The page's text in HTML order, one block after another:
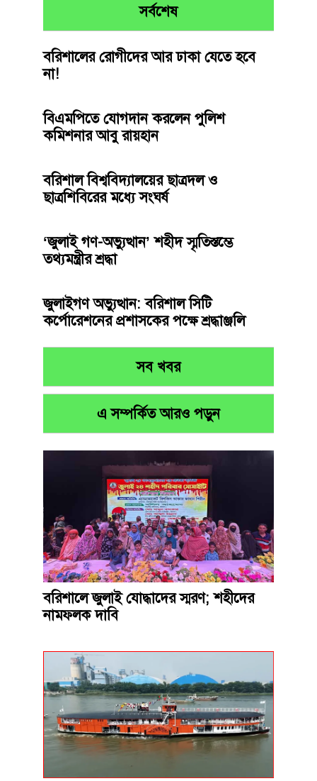
সর্বশেষ
বরিশালের রোগীদের আর ঢাকা যেতে হবে
না!
বিএমপিতে যোগদান করলেন পুলিশ
কমিশনার আবু রায়হান
বরিশাল বিশ্ববিদ্যালয়ের ছাত্রদল ও
ছাত্রশিবিরের মধ্যে সংঘর্ষ
‘জুলাই গণ-অভ্যুত্থান’ শহীদ স্মৃতিস্তম্ভে
তথ্যমন্ত্রীর শ্রদ্ধা
জুলাইগণ অভ্যুত্থান: বরিশাল সিটি
কর্পোরেশনের প্রশাসকের পক্ষে শ্রদ্ধাঞ্জলি
সব খবর
এ সম্পর্কিত আরও পড়ুন
বরিশালে জুলাই যোদ্ধাদের স্মরণ; শহীদের
নামফলক দাবি